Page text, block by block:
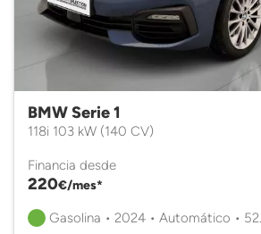
BMW Serie 1
118i 103 kW (140 CV)
Financia desde
220€/mes*
Gasolina • 2024 • Automático •